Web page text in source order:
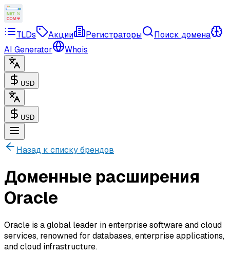
TLDs Акции Регистраторы
Поиск домена
AI Generator
Whois
USD
USD
Назад к списку брендов
Доменные расширения
Oracle
Oracle is a global leader in enterprise software and cloud
services, renowned for databases, enterprise applications,
and cloud infrastructure.